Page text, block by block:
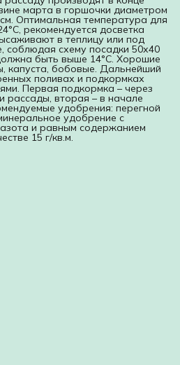
марта в горшочки диаметром
Оптимальная температура для
рекомендуется досветка
в теплицу или под
соблюдая схему посадки 50х40
быть выше 14°С. Хорошие
капуста, бобовые. Дальнейший
поливах и подкормках
Первая подкормка – через
рассады, вторая – в начале
удобрения: перегной
удобрение с
и равным содержанием
15 г/кв.м.